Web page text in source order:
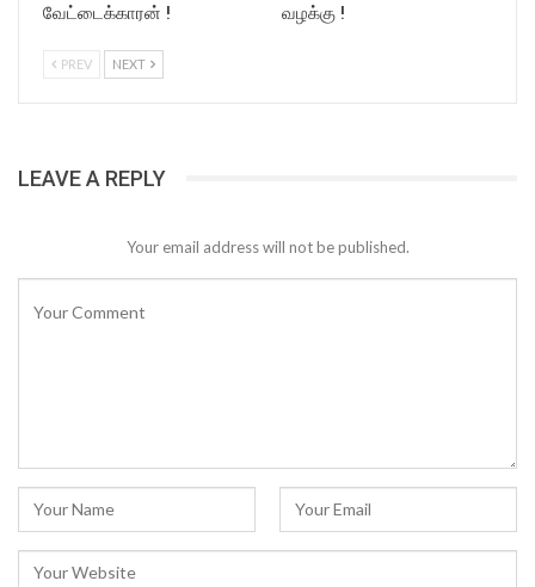
வேட்டைக்காரன் !
வழக்கு !
PREV NEXT
LEAVE A REPLY
Your email address will not be published.